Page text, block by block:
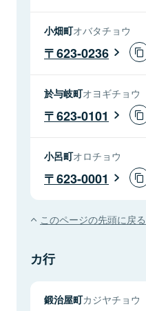
小畑町オバタチョウ
623-0236
於与岐町オヨギチョウ
623-0101
小呂町オロチョウ
623-0001
このページの先頭に戻る
カ行
鍛治屋町カジヤチョウ